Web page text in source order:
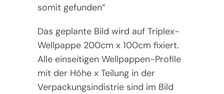
somit gefunden“
Das geplante Bild wird auf Triplex-
Wellpappe 200cm x 100cm fixiert.
Alle einseitigen Wellpappen-Profile
mit der Höhe x Teilung in der
Verpackungsindistrie sind im Bild